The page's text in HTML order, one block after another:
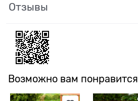
Отзывы
Возможно вам понравится